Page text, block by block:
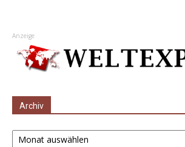
Anzeige
Archiv
Archiv